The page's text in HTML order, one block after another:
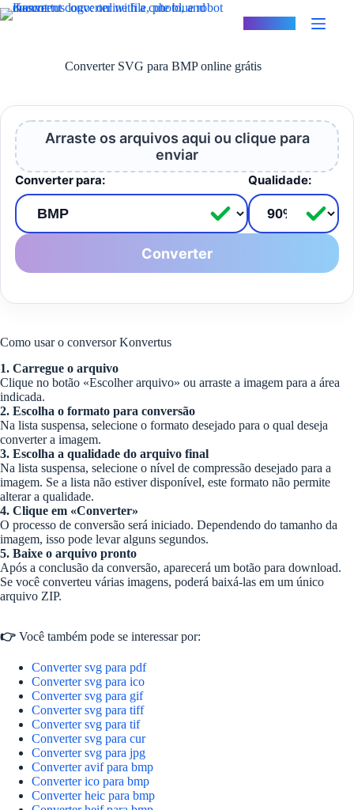
Pular
para
Converter SVG para BMP online grátis
Arraste os arquivos aqui ou clique para
enviar
Converter para: Qualidade:
Converter
Como usar o conversor Konvertus
1. Carregue o arquivo
Clique no botão «Escolher arquivo» ou arraste a imagem para a área
indicada.
2. Escolha o formato para conversão
Na lista suspensa, selecione o formato desejado para o qual deseja
converter a imagem.
3. Escolha a qualidade do arquivo final
Na lista suspensa, selecione o nível de compressão desejado para a
imagem. Se a lista não estiver disponível, este formato não permite
alterar a qualidade.
4. Clique em «Converter»
O processo de conversão será iniciado. Dependendo do tamanho da
imagem, isso pode levar alguns segundos.
5. Baixe o arquivo pronto
Após a conclusão da conversão, aparecerá um botão para download.
Se você converteu várias imagens, poderá baixá-las em um único
arquivo ZIP.
👉 Você também pode se interessar por:
Converter svg para pdf
Converter svg para ico
Converter svg para gif
Converter svg para tiff
Converter svg para tif
Converter svg para cur
Converter svg para jpg
Converter avif para bmp
Converter ico para bmp
Converter heic para bmp